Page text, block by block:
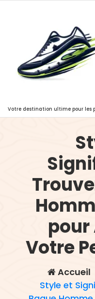
Votre destination ultime pour les
Votre
Accueil
Style et